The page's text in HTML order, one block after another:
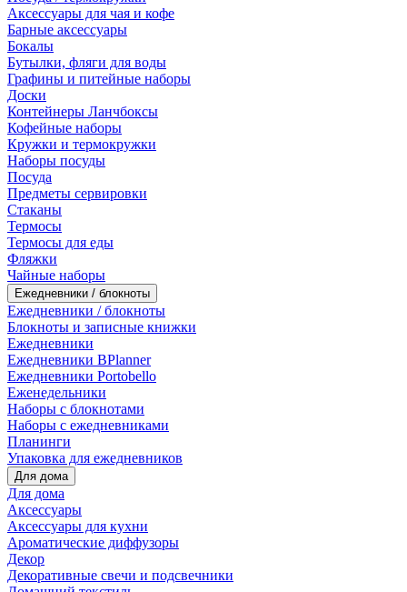
Аксессуары для чая и кофе
Барные аксессуары
Бокалы
Бутылки, фляги для воды
Графины и питейные наборы
Доски
Контейнеры Ланчбоксы
Кофейные наборы
Кружки и термокружки
Наборы посуды
Посуда
Предметы сервировки
Стаканы
Термосы
Термосы для еды
Фляжки
Чайные наборы
Ежедневники / блокноты
Ежедневники / блокноты
Блокноты и записные книжки
Ежедневники
Ежедневники BPlanner
Ежедневники Portobello
Еженедельники
Наборы с блокнотами
Наборы с ежедневниками
Планинги
Упаковка для ежедневников
Для дома
Для дома
Аксессуары
Аксессуары для кухни
Ароматические диффузоры
Декор
Декоративные свечи и подсвечники